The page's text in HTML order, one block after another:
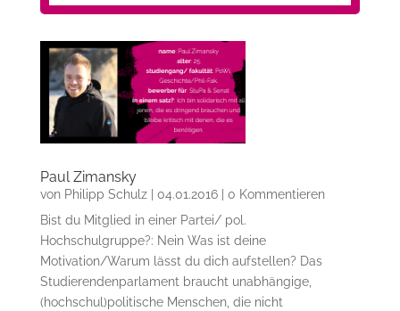
Paul Zimansky
von Philipp Schulz| 04.01.2016| 0 Kommentieren
Bist du Mitglied in einer Partei/ pol.
Hochschulgruppe?: Nein Was ist deine
Motivation/Warum lässt du dich aufstellen? Das
Studierendenparlament braucht unabhängige,
(hochschul)politische Menschen, die nicht